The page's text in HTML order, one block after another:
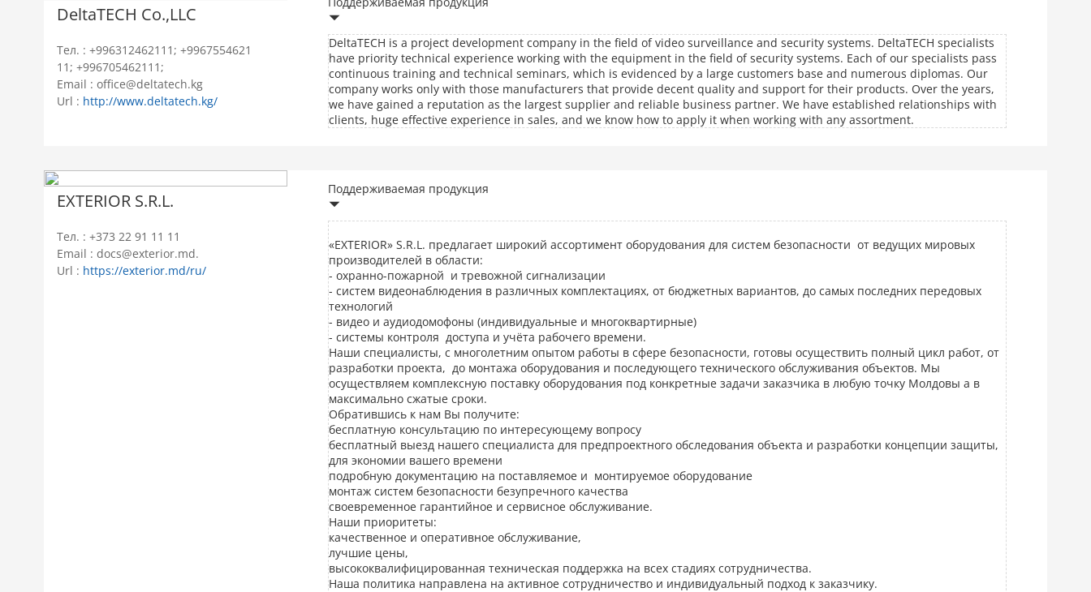
DeltaTECH Co.,LLC
Тел. : +996312462111; +9967554621
11; +996705462111;
Email : office@deltatech.kg
Url : http://www.deltatech.kg/
DeltaTECH is a project development company in the field of video surveillance and security systems. DeltaTECH specialists
have priority technical experience working with the equipment in the field of security systems. Each of our specialists pass
continuous training and technical seminars, which is evidenced by a large customers base and numerous diplomas. Our
company works only with those manufacturers that provide decent quality and support for their products. Over the years,
we have gained a reputation as the largest supplier and reliable business partner. We have established relationships with
clients, huge effective experience in sales, and we know how to apply it when working with any assortment.
EXTERIOR S.R.L.
Тел. : +373 22 91 11 11
Email : docs@exterior.md.
Url : https://exterior.md/ru/
Поддерживаемая продукция
«EXTERIOR» S.R.L. предлагает широкий ассортимент оборудования для систем безопасности от ведущих мировых
производителей в области:
- охранно-пожарной и тревожной сигнализации
- систем видеонаблюдения в различных комплектациях, от бюджетных вариантов, до самых последних передовых
технологий
- видео и аудиодомофоны (индивидуальные и многоквартирные)
- системы контроля доступа и учёта рабочего времени.
Наши специалисты, с многолетним опытом работы в сфере безопасности, готовы осуществить полный цикл работ, от
разработки проекта, до монтажа оборудования и последующего технического обслуживания объектов. Мы
осуществляем комплексную поставку оборудования под конкретные задачи заказчика в любую точку Молдовы а в
максимально сжатые сроки.
Обратившись к нам Вы получите:
бесплатную консультацию по интересующему вопросу
бесплатный выезд нашего специалиста для предпроектного обследования объекта и разработки концепции защиты,
для экономии вашего времени
подробную документацию на поставляемое и монтируемое оборудование
монтаж систем безопасности безупречного качества
своевременное гарантийное и сервисное обслуживание.
Наши приоритеты:
качественное и оперативное обслуживание,
лучшие цены,
высококвалифицированная техническая поддержка на всех стадиях сотрудничества.
Наша политика направлена на активное сотрудничество и индивидуальный подход к заказчику.